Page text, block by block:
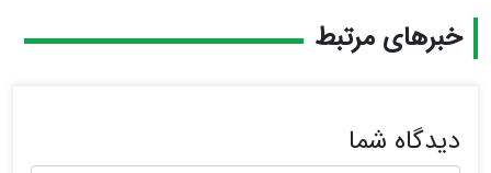
خبرهای مرتبط
دیدگاه شما